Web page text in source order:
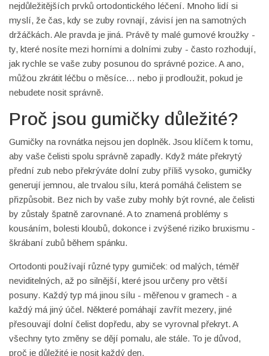
nejdůležitějších prvků ortodontického léčení. Mnoho lidí si
myslí, že čas, kdy se zuby rovnají, závisí jen na samotných
držáčkách. Ale pravda je jiná. Právě ty malé gumové kroužky -
ty, které nosíte mezi horními a dolními zuby - často rozhodují,
jak rychle se vaše zuby posunou do správné pozice. A ano,
můžou zkrátit léčbu o měsíce… nebo ji prodloužit, pokud je
nebudete nosit správně.
Proč jsou gumičky důležité?
Gumičky na rovnátka nejsou jen doplněk. Jsou klíčem k tomu,
aby vaše čelisti spolu správně zapadly. Když máte překrytý
přední zub nebo překrýváte dolní zuby příliš vysoko, gumičky
generují jemnou, ale trvalou sílu, která pomáhá čelistem se
přizpůsobit. Bez nich by vaše zuby mohly být rovné, ale čelisti
by zůstaly špatně zarovnané. A to znamená problémy s
kousáním, bolesti kloubů, dokonce i zvýšené riziko bruxismu -
škrábaní zubů během spánku.
Ortodonti používají různé typy gumiček: od malých, téměř
neviditelných, až po silnější, které jsou určeny pro větší
posuny. Každý typ má jinou sílu - měřenou v gramech - a
každý má jiný účel. Některé pomáhají zavřít mezery, jiné
přesouvají dolní čelist dopředu, aby se vyrovnal překryt. A
všechny tyto změny se dějí pomalu, ale stále. To je důvod,
proč je důležité je nosit každý den.